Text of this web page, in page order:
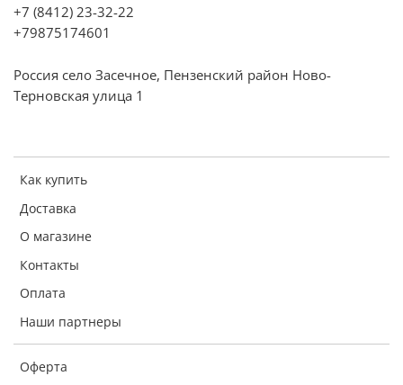
Как купить
Доставка
О магазине
Контакты
Оплата
Наши партнеры
Оферта
+7 (8412) 23-32-22
+79875174601
Россия село Засечное, Пензенский район Ново-
Терновская улица 1